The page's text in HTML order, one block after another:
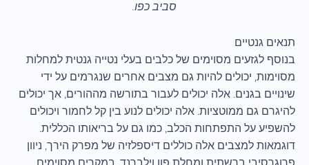
סביב כפו.
תנאים גנטיים
בנוסף לגזעים מסוימים של כלבים בעלי נטייה גנטית למחלות
מסוימות, יכולים להיות גם מצבים אחרים שנגרמים על ידי
שינויים בגנים. אלה יכולים לעבור בתורשה מההורים, אך יכולים
להיגרם גם ממוטציות. אלה יכולים לנוע בין קל לחמור ויכולים
להשפיע על התפתחות הכלב, כמו גם על בריאותו הכללית.
דוגמאות למצבים אלה כוללים דיספלזיה של מפרק הירך, ניוון